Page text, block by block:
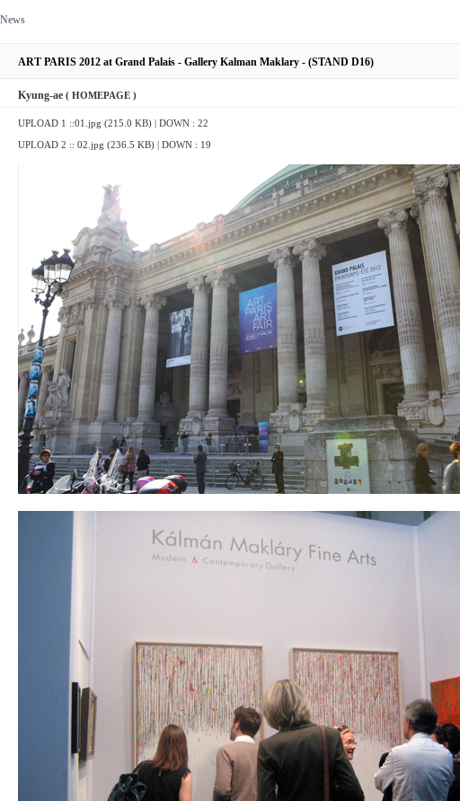
News
ART PARIS 2012 at Grand Palais - Gallery Kalman Maklary - (STAND D16)
Kyung-ae ( HOMEPAGE )
UPLOAD 1 ::01.jpg (215.0 KB) | DOWN : 22
UPLOAD 2 :: 02.jpg (236.5 KB) | DOWN : 19